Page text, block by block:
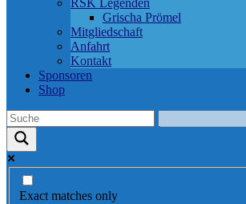
RSK Legenden
Grischa Prömel
Mitgliedschaft
Anfahrt
Kontakt
Sponsoren
Shop
Exact matches only